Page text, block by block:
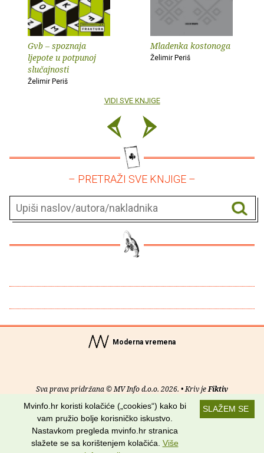
Gvb – spoznaja
ljepote u potpunoj
slučajnosti
Želimir Periš
Mladenka kostonoga
Želimir Periš
VIDI SVE KNJIGE
– PRETRAŽI SVE KNJIGE –
Moderna vremena
Sva prava pridržana © MV Info d.o.o. 2026. • Kriv jeFiktiv
Uvjeti korištenja RSS kanali
Potraži nas na:
SLAŽEM SE
Mvinfo.hr koristi kolačiće („cookies“) kako bi
vam pružio bolje korisničko iskustvo.
Nastavkom pregleda mvinfo.hr stranica
slažete se sa korištenjem kolačića. Više